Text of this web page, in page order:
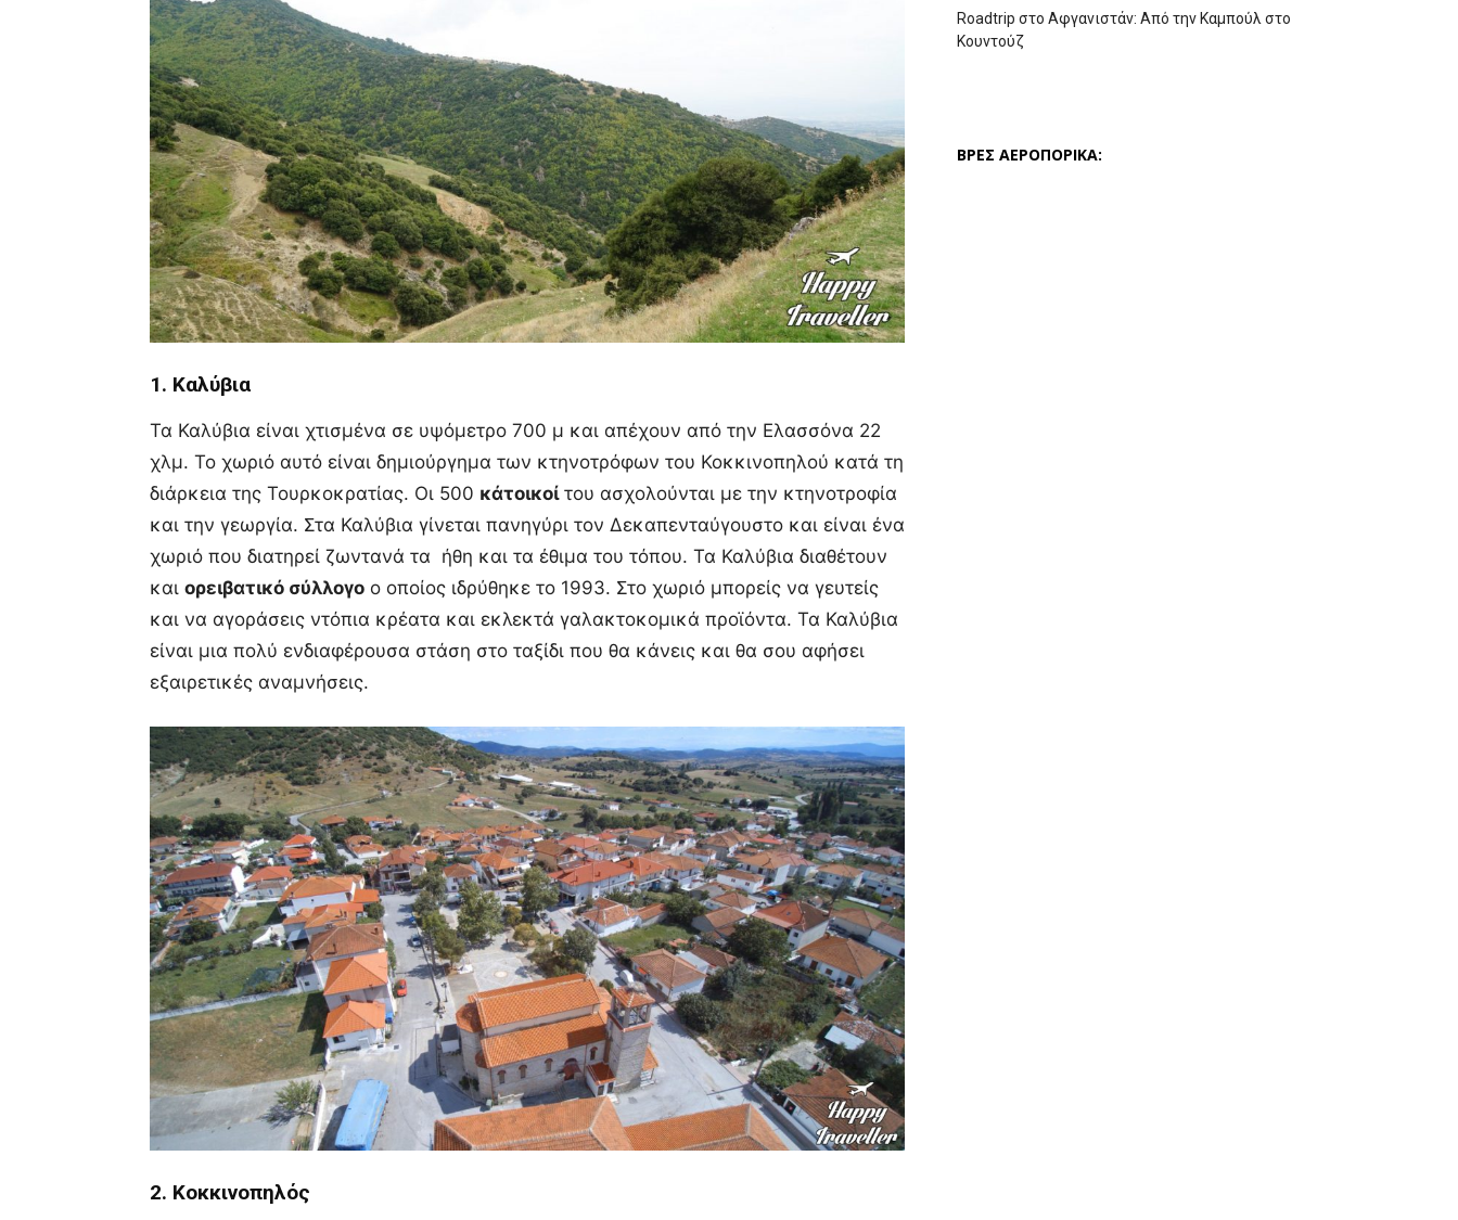
1. Καλύβια
Τα Καλύβια είναι χτισμένα σε υψόμετρο 700 μ και απέχουν από την Ελασσόνα 22
χλμ. Το χωριό αυτό είναι δημιούργημα των κτηνοτρόφων του Κοκκινοπηλού κατά τη
διάρκεια της Τουρκοκρατίας. Οι 500 κάτοικοίτου ασχολούνται με την κτηνοτροφία
και την γεωργία. Στα Καλύβια γίνεται πανηγύρι τον Δεκαπενταύγουστο και είναι ένα
χωριό που διατηρεί ζωντανά τα ήθη και τα έθιμα του τόπου. Τα Καλύβια διαθέτουν
και ορειβατικό σύλλογο ο οποίος ιδρύθηκε το 1993. Στο χωριό μπορείς να γευτείς
και να αγοράσεις ντόπια κρέατα και εκλεκτά γαλακτοκομικά προϊόντα. Τα Καλύβια
είναι μια πολύ ενδιαφέρουσα στάση στο ταξίδι που θα κάνεις και θα σου αφήσει
εξαιρετικές αναμνήσεις.
2. Κοκκινοπηλός
Roadtrip στο Αφγανιστάν: Από την Καμπούλ στο
Κουντούζ
ΒΡΕΣ ΑΕΡΟΠΟΡΙΚΑ: